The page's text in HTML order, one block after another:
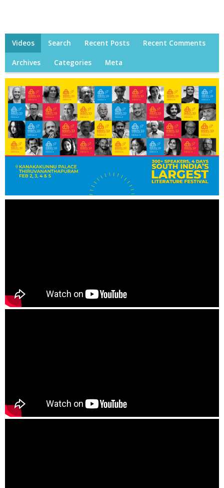
Videos Search Recent Posts Recent Comments
Archives Categories Meta